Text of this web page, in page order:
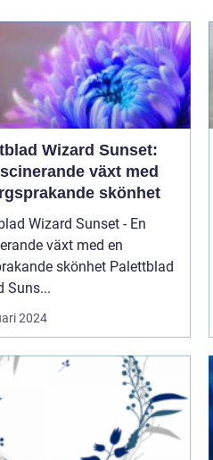
Wizard Sunset:
växt med
skönhet
Wizard Sunset - En
växt med en
skönhet Palettblad
Suns...
2024